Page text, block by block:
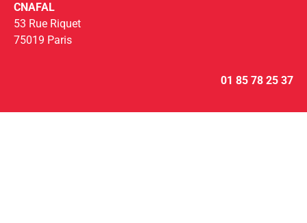
CNAFAL
53 Rue Riquet
75019 Paris
01 85 78 25 37